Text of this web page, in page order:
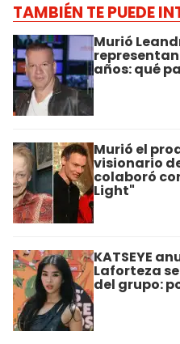
TAMBIÉN TE PUEDE
Murió
años: qué
Murió el
visionario
colaboró
Light"
KATSEYE
Laforteza
del grupo: